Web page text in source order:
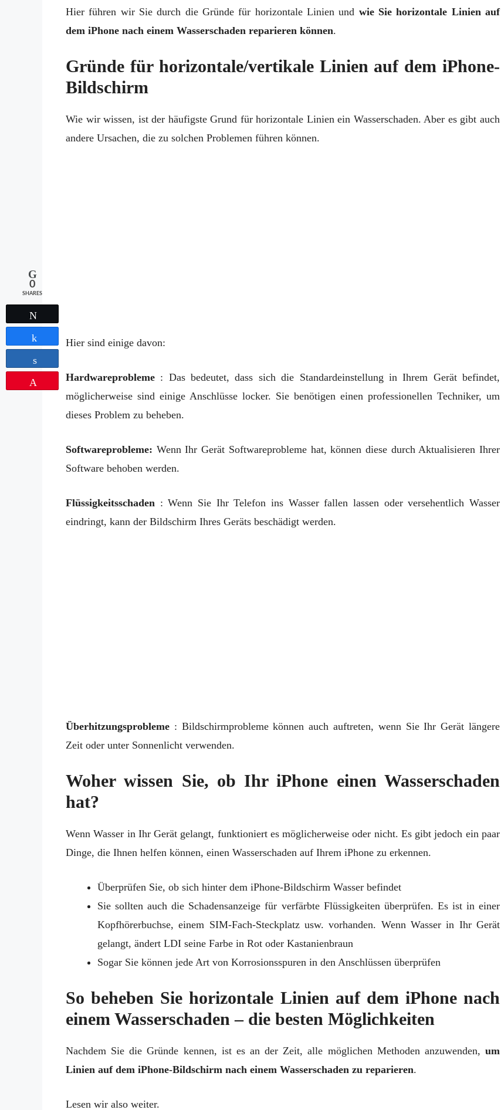
Hier führen wir Sie durch die Gründe für horizontale Linien und wie Sie horizontale Linien auf
dem iPhone nach einem Wasserschaden reparieren können.
Gründe für horizontale/vertikale Linien auf dem iPhone-
Bildschirm
Wie wir wissen, ist der häufigste Grund für horizontale Linien ein Wasserschaden. Aber es gibt auch
andere Ursachen, die zu solchen Problemen führen können.
Hier sind einige davon:
Hardwareprobleme : Das bedeutet, dass sich die Standardeinstellung in Ihrem Gerät befindet,
möglicherweise sind einige Anschlüsse locker. Sie benötigen einen professionellen Techniker, um
dieses Problem zu beheben.
Softwareprobleme: Wenn Ihr Gerät Softwareprobleme hat, können diese durch Aktualisieren Ihrer
Software behoben werden.
Flüssigkeitsschaden : Wenn Sie Ihr Telefon ins Wasser fallen lassen oder versehentlich Wasser
eindringt, kann der Bildschirm Ihres Geräts beschädigt werden.
Überhitzungsprobleme : Bildschirmprobleme können auch auftreten, wenn Sie Ihr Gerät längere
Zeit oder unter Sonnenlicht verwenden.
Woher wissen Sie, ob Ihr iPhone einen Wasserschaden
hat?
Wenn Wasser in Ihr Gerät gelangt, funktioniert es möglicherweise oder nicht. Es gibt jedoch ein paar
Dinge, die Ihnen helfen können, einen Wasserschaden auf Ihrem iPhone zu erkennen.
Überprüfen Sie, ob sich hinter dem iPhone-Bildschirm Wasser befindet
Sie sollten auch die Schadensanzeige für verfärbte Flüssigkeiten überprüfen. Es ist in einer
Kopfhörerbuchse, einem SIM-Fach-Steckplatz usw. vorhanden. Wenn Wasser in Ihr Gerät
gelangt, ändert LDI seine Farbe in Rot oder Kastanienbraun
Sogar Sie können jede Art von Korrosionsspuren in den Anschlüssen überprüfen
So beheben Sie horizontale Linien auf dem iPhone nach
einem Wasserschaden – die besten Möglichkeiten
Nachdem Sie die Gründe kennen, ist es an der Zeit, alle möglichen Methoden anzuwenden, um
Linien auf dem iPhone-Bildschirm nach einem Wasserschaden zu reparieren.
Lesen wir also weiter.
0
SHARES